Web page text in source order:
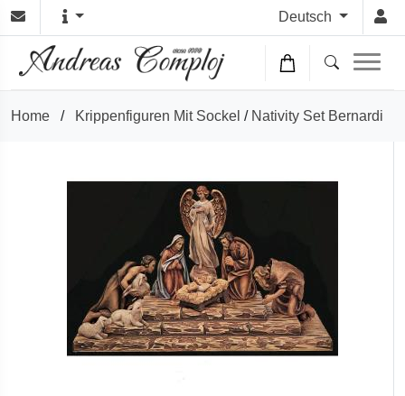
Deutsch
Home / Krippenfiguren Mit Sockel / Nativity Set Bernardi